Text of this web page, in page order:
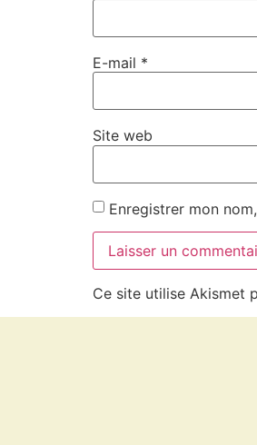
E-mail *
Site web
Enregistrer mon
Ce site utilise Akismet